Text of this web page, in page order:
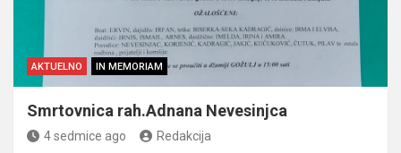
AKTUELNO IN MEMORIAM
Smrtovnica rah.Adnana Nevesinjca
4 sedmice ago Redakcija